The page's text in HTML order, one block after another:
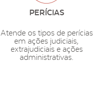
PERÍCIAS
Atende os tipos de perícias
em ações judiciais,
extrajudiciais e ações
administrativas.